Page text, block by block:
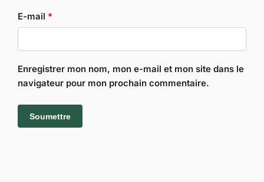
E-mail *
Enregistrer mon nom, mon e-mail et mon site dans le
navigateur pour mon prochain commentaire.